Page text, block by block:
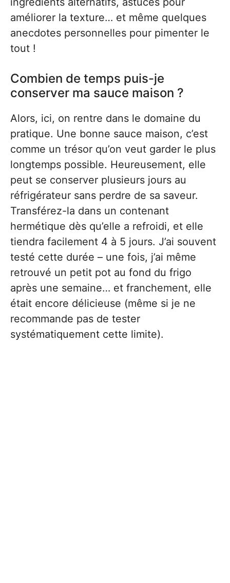
améliorer la texture… et même quelques
anecdotes personnelles pour pimenter le
tout !
Combien de temps puis-je
conserver ma sauce maison ?
Alors, ici, on rentre dans le domaine du
pratique. Une bonne sauce maison, c’est
comme un trésor qu’on veut garder le plus
longtemps possible. Heureusement, elle
peut se conserver plusieurs jours au
réfrigérateur sans perdre de sa saveur.
Transférez-la dans un contenant
hermétique dès qu’elle a refroidi, et elle
tiendra facilement 4 à 5 jours. J’ai souvent
testé cette durée – une fois, j’ai même
retrouvé un petit pot au fond du frigo
après une semaine… et franchement, elle
était encore délicieuse (même si je ne
recommande pas de tester
systématiquement cette limite).